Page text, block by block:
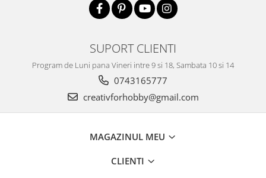
SUPORT CLIENTI
Program de Luni pana Vineri intre 9 si 18, Sambata 10 si 14
0743165777
creativforhobby@gmail.com
MAGAZINUL MEU
CLIENTI